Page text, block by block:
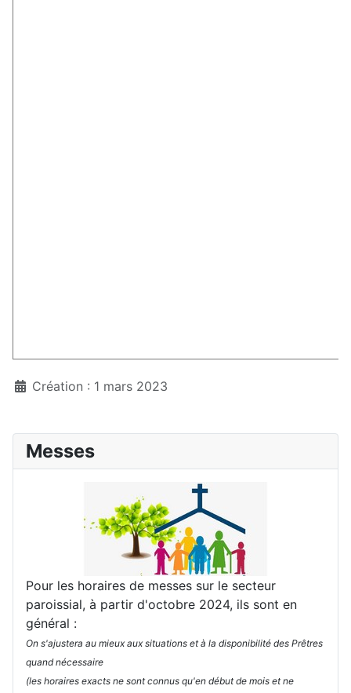
Création : 1 mars 2023
Messes
Pour les horaires de messes sur le secteur
paroissial, à partir d'octobre 2024, ils sont en
général :
On s'ajustera au mieux aux situations et à la disponibilité des Prêtres
quand nécessaire
(les horaires exacts ne sont connus qu'en début de mois et ne